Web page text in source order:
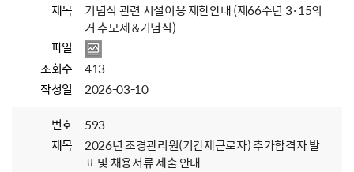
제목
기념식 관련 시설이용 제한안내 (제66주년 3·15의
거 추모제 &기념식)
파일
조회수
413
작성일
2026-03-10
번호
593
제목
2026년 조경관리원(기간제근로자) 추가합격자 발
표 및 채용서류 제출 안내